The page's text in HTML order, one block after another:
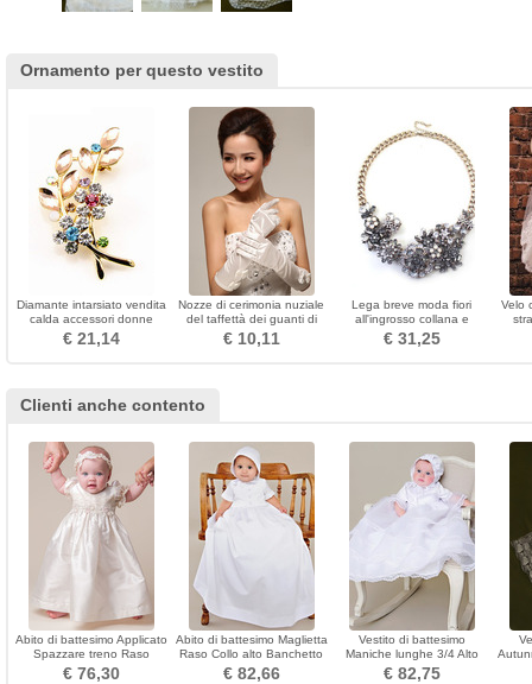
Ornamento per questo vestito
Diamante intarsiato vendita
calda accessori donne
accessori spilla a foglia di
cristallo
€ 21,14
Nozze di cerimonia nuziale
del taffettà dei guanti di
cerimonia nuziale con gli
orecchini eleganti
€ 10,11
Lega breve moda fiori
all'ingrosso collana e
ciondolo
€ 31,25
Velo
Clienti anche contento
Abito di battesimo Applicato
Spazzare treno Raso
Gioiello Formale
€ 76,30
Abito di battesimo Maglietta
Raso Collo alto Banchetto
Lungo Alto coperto
€ 82,66
Vestito di battesimo
Maniche lunghe 3/4 Alto
coperto Berretto
€ 82,75